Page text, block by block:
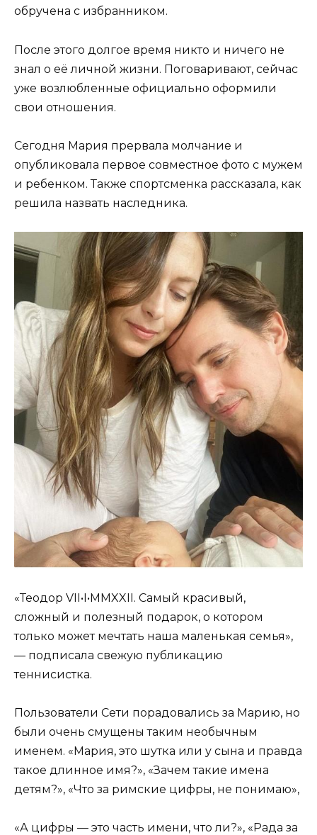
обручена с избранником.
После этого долгое время никто и ничего не
знал о её личной жизни. Поговаривают, сейчас
уже возлюбленные официально оформили
свои отношения.
Сегодня Мария прервала молчание и
опубликовала первое совместное фото с мужем
и ребенком. Также спортсменка рассказала, как
решила назвать наследника.
«Теодор VII•I•MMXXII. Самый красивый,
сложный и полезный подарок, о котором
только может мечтать наша маленькая семья»,
— подписала свежую публикацию
теннисистка.
Пользователи Сети порадовались за Марию, но
были очень смущены таким необычным
именем. «Мария, это шутка или у сына и правда
такое длинное имя?», «Зачем такие имена
детям?», «Что за римские цифры, не понимаю»,
«А цифры — это часть имени, что ли?», «Рада за